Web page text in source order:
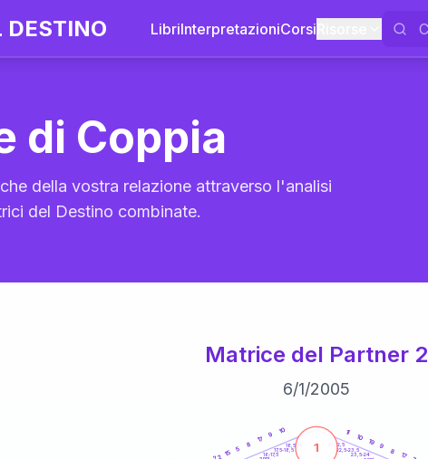
DESTINO LibriInterpretazioniCorsi
di Coppia
della vostra relazione attraverso l'analisi
del Destino combinate.
Matrice del Partner 2
6/1/2005
16-17,5
17,5-18,5
18,5-19
21-22,5
22,5-23,5
23,5-24
15
5
8
17 9
10 11
10
19
9
8 17
1